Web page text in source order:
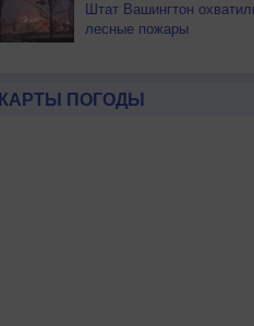
Штат Вашингтон
лесные пожары
КАРТЫ ПОГОДЫ